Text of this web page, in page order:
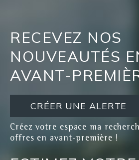
RECEVEZ NOS
NOUVEAUTÉS
AVANT-
CRÉER UNE ALERTE
Créez votre espace ma
offres en avant-première !